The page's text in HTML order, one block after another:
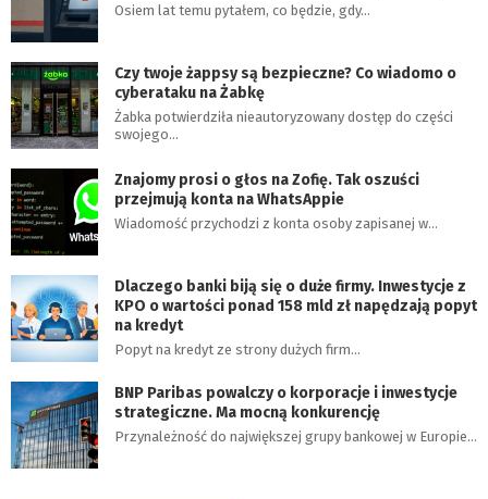
Osiem lat temu pytałem, co będzie, gdy…
Czy twoje żappsy są bezpieczne? Co wiadomo o
cyberataku na Żabkę
Żabka potwierdziła nieautoryzowany dostęp do części
swojego…
Znajomy prosi o głos na Zofię. Tak oszuści
przejmują konta na WhatsAppie
Wiadomość przychodzi z konta osoby zapisanej w…
Dlaczego banki biją się o duże firmy. Inwestycje z
KPO o wartości ponad 158 mld zł napędzają popyt
na kredyt
Popyt na kredyt ze strony dużych firm…
BNP Paribas powalczy o korporacje i inwestycje
strategiczne. Ma mocną konkurencję
Przynależność do największej grupy bankowej w Europie…